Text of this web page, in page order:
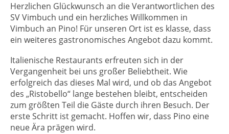
Herzlichen Glückwunsch an die Verantwortlichen des
SV Vimbuch und ein herzliches Willkommen in
Vimbuch an Pino! Für unseren Ort ist es klasse, dass
ein weiteres gastronomisches Angebot dazu kommt.
Italienische Restaurants erfreuten sich in der
Vergangenheit bei uns großer Beliebtheit. Wie
erfolgreich das dieses Mal wird, und ob das Angebot
des „Ristobello“ lange bestehen bleibt, entscheiden
zum größten Teil die Gäste durch ihren Besuch. Der
erste Schritt ist gemacht. Hoffen wir, dass Pino eine
neue Ära prägen wird.